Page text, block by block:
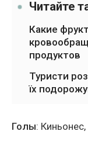
Читайте
Какие
продуктов
Туристи
їх
Голы: